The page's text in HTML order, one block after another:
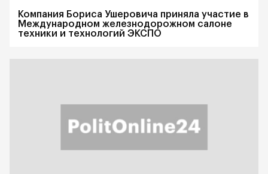
Компания Бориса Ушеровича приняла участие в
Международном железнодорожном салоне
техники и технологий ЭКСПО